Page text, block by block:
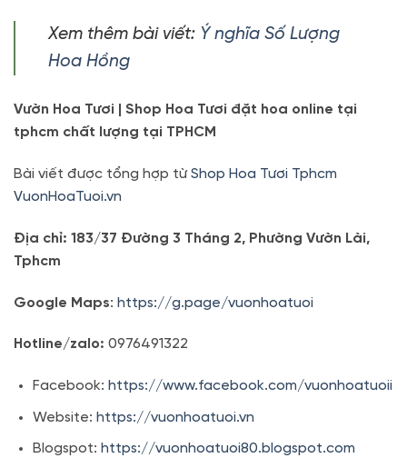
Xem thêm bài viết: Ý nghĩa Số Lượng
Hoa Hồng
Vườn Hoa Tươi | Shop Hoa Tươi đặt hoa online tại
tphcm chất lượng tại TPHCM
Bài viết được tổng hợp từShop Hoa Tươi Tphcm
VuonHoaTuoi.vn
Địa chỉ: 183/37 Đường 3 Tháng 2, Phường Vườn Lài,
Tphcm
Google Maps: https://g.page/vuonhoatuoi
Hotline/zalo: 0976491322
Facebook: https://www.facebook.com/vuonhoatuoii
Website: https://vuonhoatuoi.vn
Blogspot: https://vuonhoatuoi80.blogspot.com